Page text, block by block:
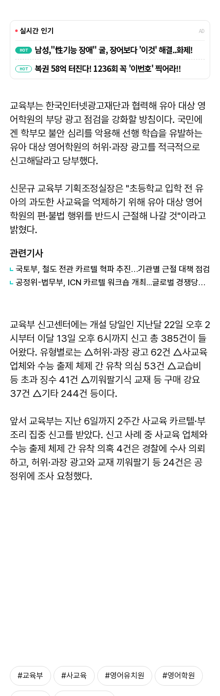
교육부는 한국인터넷광고재단과 협력해 유아 대상 영
어학원의 부당 광고 점검을 강화할 방침이다. 국민에
겐 학부모 불안 심리를 악용해 선행 학습을 유발하는
유아 대상 영어학원의 허위·과장 광고를 적극적으로
신고해달라고 당부했다.
신문규 교육부 기획조정실장은 "초등학교 입학 전 유
아의 과도한 사교육을 억제하기 위해 유아 대상 영어
학원의 편·불법 행위를 반드시 근절해 나갈 것"이라고
밝혔다.
관련기사
국토부, 철도 전관 카르텔 혁파 추진…기관별 근절 대책 점검
공정위-법무부, ICN 카르텔 워크숍 개최...글로벌 경쟁당국 카르텔 대응 논의
교육부 신고센터에는 개설 당일인 지난달 22일 오후 2
시부터 이달 13일 오후 6시까지 신고 총 385건이 들
어왔다. 유형별로는 △허위·과장 광고 62건 △사교육
업체와 수능 출제 체제 간 유착 의심 53건 △교습비
등 초과 징수 41건 △끼워팔기식 교재 등 구매 강요
37건 △기타 244건 등이다.
앞서 교육부는 지난 6일까지 2주간 사교육 카르텔·부
조리 집중 신고를 받았다. 신고 사례 중 사교육 업체와
수능 출제 체제 간 유착 의혹 4건은 경찰에 수사 의뢰
하고, 허위·과장 광고와 교재 끼워팔기 등 24건은 공
정위에 조사 요청했다.
#교육부 #사교육 #영어유치원 #영어학원